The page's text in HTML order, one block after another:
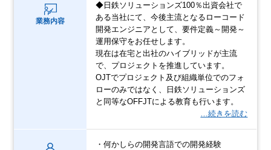
業務内容
◆日鉄ソリューションズ100％出資会社で
ある当社にて、今後主流となるローコード
開発エンジニアとして、要件定義～開発～
運用保守をお任せします。
現在は在宅と出社のハイブリッドが主流
で、プロジェクトを推進しています。
OJTでプロジェクト及び組織単位でのフォ
ローのみではなく、日鉄ソリューションズ
と同等なOFFJTによる教育も行います。
…続きを読む
・何かしらの開発言語での開発経験